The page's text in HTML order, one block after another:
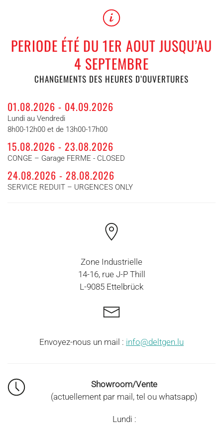
PERIODE ÉTÉ DU 1ER AOUT JUSQU’AU
4 SEPTEMBRE
CHANGEMENTS DES HEURES D’OUVERTURES
01.08.2026 - 04.09.2026
Lundi au Vendredi
8h00-12h00 et de 13h00-17h00
15.08.2026 - 23.08.2026
CONGE – Garage FERME - CLOSED
24.08.2026 - 28.08.2026
SERVICE REDUIT – URGENCES ONLY
Zone Industrielle
14-16, rue J-P Thill
L-9085 Ettelbrück
Envoyez-nous un mail : info@deltgen.lu
Showroom/Vente
(actuellement par mail, tel ou whatsapp)
Lundi :